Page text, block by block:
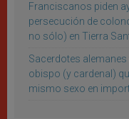
Franciscanos piden
persecución de
no sólo) en Tierra
Sacerdotes
obispo (y cardenal)
mismo sexo en